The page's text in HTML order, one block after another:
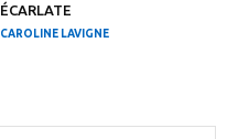
ÉCARLATE
CAROLINE LAVIGNE